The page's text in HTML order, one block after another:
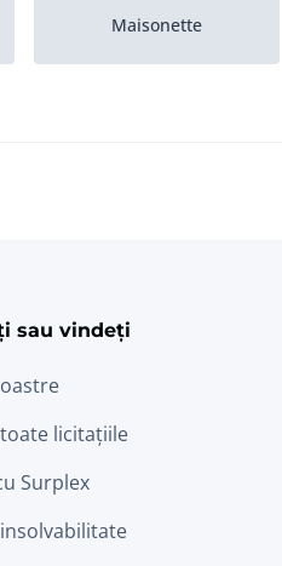
Maisonette
sau vindeți
licitațiile
Surplex